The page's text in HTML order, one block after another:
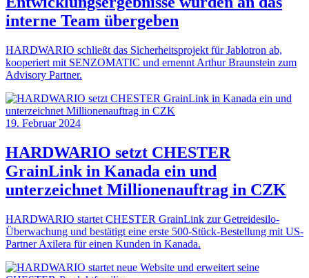
interne Team übergeben
HARDWARIO schließt das Sicherheitsprojekt für Jablotron ab,
kooperiert mit SENZOMATIC und ernennt Arthur Braunstein zum
Advisory Partner.
19. Februar 2024
HARDWARIO setzt CHESTER
GrainLink in Kanada ein und
unterzeichnet Millionenauftrag in CZK
HARDWARIO startet CHESTER GrainLink zur Getreidesilo-
Überwachung und bestätigt eine erste 500-Stück-Bestellung mit US-
Partner Axilera für einen Kunden in Kanada.